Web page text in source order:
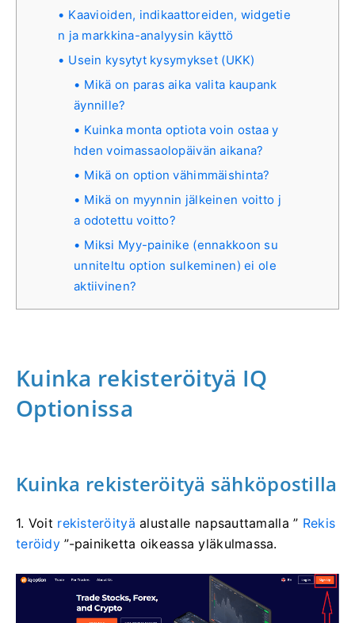
Kaavioiden, indikaattoreiden, widgetie
n ja markkina-analyysin käyttö
Usein kysytyt kysymykset (UKK)
Mikä on paras aika valita kaupank
äynnille?
Kuinka monta optiota voin ostaa y
hden voimassaolopäivän aikana?
Mikä on option vähimmäishinta?
Mikä on myynnin jälkeinen voitto j
a odotettu voitto?
Miksi Myy-painike (ennakkoon su
unniteltu option sulkeminen) ei ole
aktiivinen?
Kuinka rekisteröityä IQ
Optionissa
Kuinka rekisteröityä sähköpostilla
1. Voit rekisteröityä alustalle napsauttamalla ” Rekis
teröidy”-painiketta oikeassa yläkulmassa.